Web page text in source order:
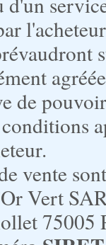
de
vente
Vert